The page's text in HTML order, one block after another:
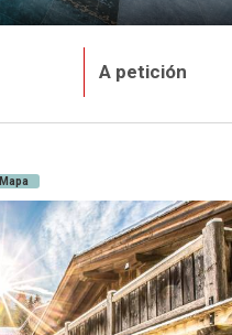
A petición
Mapa